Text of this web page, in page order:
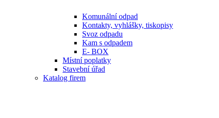
Komunální odpad
Kontakty, vyhlášky, tiskopisy
Svoz odpadu
Kam s odpadem
E- BOX
Místní poplatky
Stavební úřad
Katalog firem